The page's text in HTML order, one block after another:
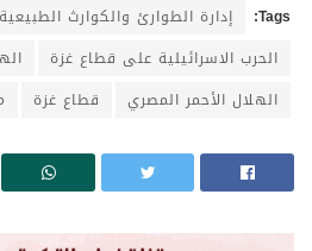
Tags:
إدارة الطوارئ والكوارث الطبيعية
الحرب الاسرائيلية على قطاع غزة
الهلال الأحمر المصري
قطاع غزة